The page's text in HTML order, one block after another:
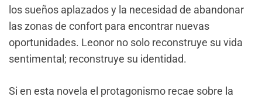
los sueños aplazados y la necesidad de abandonar
las zonas de confort para encontrar nuevas
oportunidades. Leonor no solo reconstruye su vida
sentimental; reconstruye su identidad.
Si en esta novela el protagonismo recae sobre la